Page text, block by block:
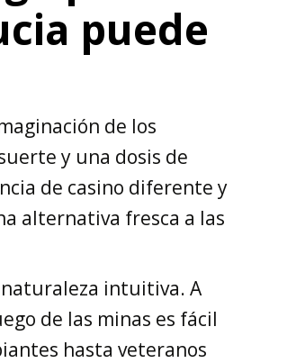
puede
de los
y una dosis de
de casino diferente y
alternativa fresca a las
naturaleza intuitiva. A
de las minas es fácil
hasta veteranos